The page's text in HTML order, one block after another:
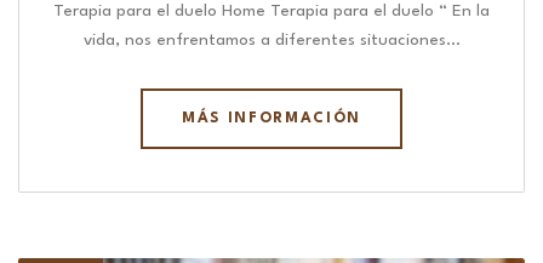
Terapia para el duelo Home Terapia para el duelo “ En la
vida, nos enfrentamos a diferentes situaciones…
MÁS INFORMACIÓN